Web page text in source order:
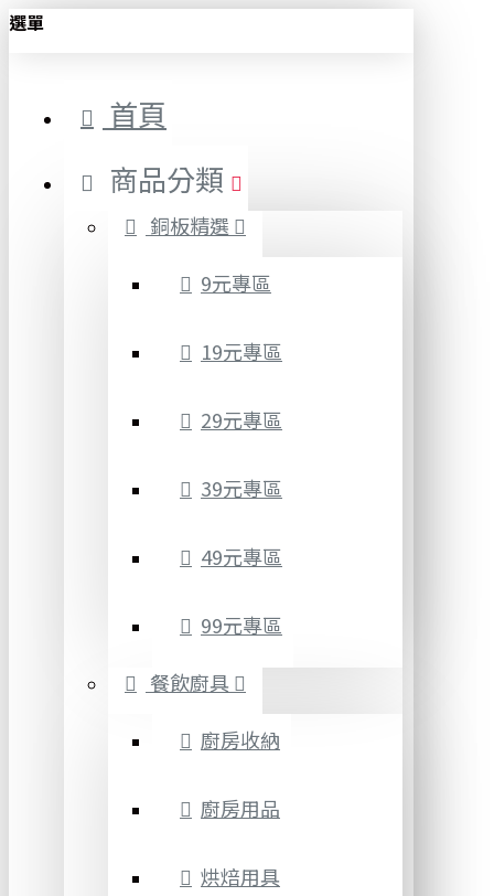
選單
首頁
商品分類
銅板精選
9元專區
19元專區
29元專區
39元專區
49元專區
99元專區
餐飲廚具
廚房收納
廚房用品
烘焙用具